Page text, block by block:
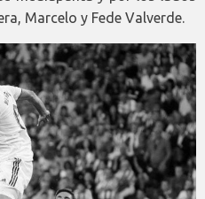
Marcelo y Fede Valverde.